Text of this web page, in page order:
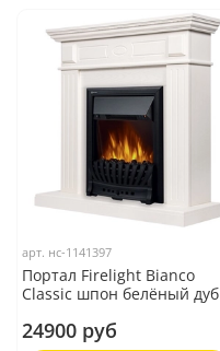
арт. нс-1141397
Портал Firelight Bianco
Classic шпон белёный дуб
24900 руб